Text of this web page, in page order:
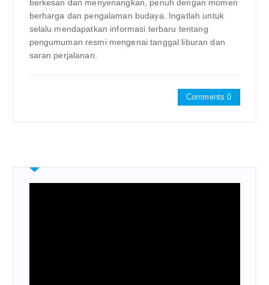
berkesan dan menyenangkan, penuh dengan momen
berharga dan pengalaman budaya. Ingatlah untuk
selalu mendapatkan informasi terbaru tentang
pengumuman resmi mengenai tanggal liburan dan
saran perjalanan.
Comments 0